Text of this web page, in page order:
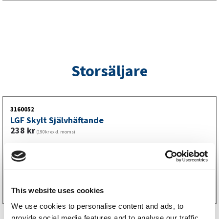
This website uses cookies
We use cookies to personalise content and ads, to
Storsäljare
3160052
LGF Skylt Självhäftande
238 kr (190kr exkl. moms)
Köp online